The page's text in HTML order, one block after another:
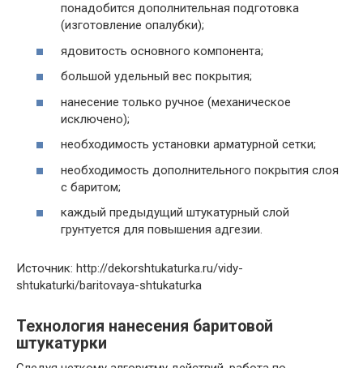
понадобится дополнительная подготовка
(изготовление опалубки);
ядовитость основного компонента;
большой удельный вес покрытия;
нанесение только ручное (механическое
исключено);
необходимость установки арматурной сетки;
необходимость дополнительного покрытия слоя
с баритом;
каждый предыдущий штукатурный слой
грунтуется для повышения адгезии.
Источник: http://dekorshtukaturka.ru/vidy-
shtukaturki/baritovaya-shtukaturka
Технология нанесения баритовой
штукатурки